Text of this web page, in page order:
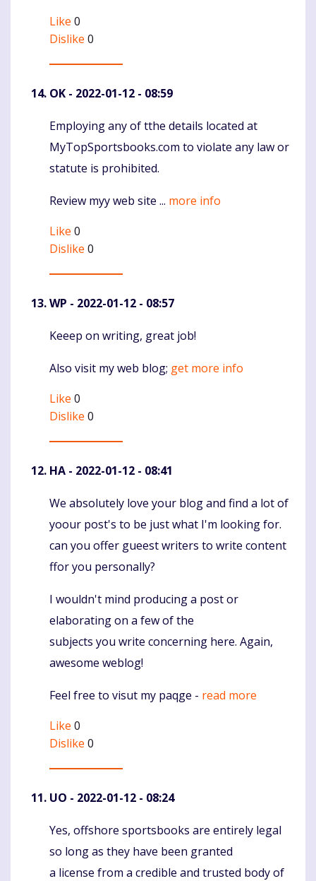
Like 0
Dislike 0
OK - 2022-01-12 - 08:59
Komentaras
Employing any of tthe details located at
MyTopSportsbooks.com to violate any law or
statute is prohibited.
Review myy web site ... more info
Like 0
Dislike 0
WP - 2022-01-12 - 08:57
Komentaras
Keeep on writing, great job!
Also visit my web blog; get more info
Like 0
Dislike 0
HA - 2022-01-12 - 08:41
Komentaras
We absolutely love your blog and find a lot of
yoour post's to be just what I'm looking for.
can you offer gueest writers to write content
ffor you personally?
I wouldn't mind producing a post or
elaborating on a few of the
subjects you write concerning here. Again,
awesome weblog!
Feel free to visut my paqge - read more
Like 0
Dislike 0
UO - 2022-01-12 - 08:24
Komentaras
Yes, offshore sportsbooks are entirely legal
so long as they have been granted
a license from a credible and trusted body of